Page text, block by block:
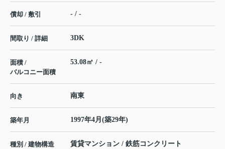
償却 / 敷引 - / -
間取り / 詳細 3DK
面積 /
バルコニー面積
53.08㎡ / -
向き 南東
築年月 1997年4月(築29年)
種別 / 建物構造 賃貸マンション / 鉄筋コンクリート